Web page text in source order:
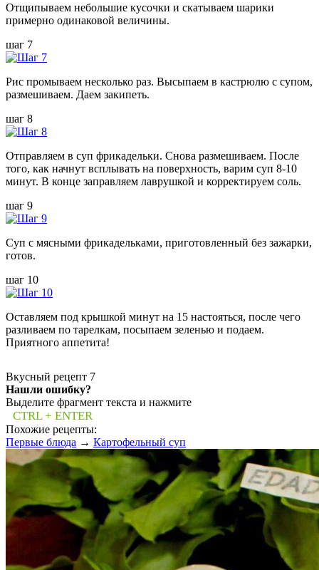
Отщипываем небольшие кусочки и скатываем шарики
примерно одинаковой величины.
шаг 7
Рис промываем несколько раз. Высыпаем в кастрюлю с супом,
размешиваем. Даем закипеть.
шаг 8
Отправляем в суп фрикадельки. Снова размешиваем. После
того, как начнут всплывать на поверхность, варим суп 8-10
минут. В конце заправляем лаврушкой и корректируем соль.
шаг 9
Суп с мясными фрикадельками, приготовленный без зажарки,
готов.
шаг 10
Оставляем под крышкой минут на 15 настояться, после чего
разливаем по тарелкам, посыпаем зеленью и подаем.
Приятного аппетита!
Вкусный рецепт 7
Нашли ошибку?
Выделите фрагмент текста и нажмите
CTRL + ENTER
Похожие рецепты:
Первые блюда → Картофельный суп